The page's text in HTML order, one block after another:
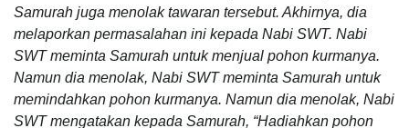
Samurah juga menolak tawaran tersebut. Akhirnya, dia
melaporkan permasalahan ini kepada Nabi SWT. Nabi
SWT meminta Samurah untuk menjual pohon kurmanya.
Namun dia menolak, Nabi SWT meminta Samurah untuk
memindahkan pohon kurmanya. Namun dia menolak, Nabi
SWT mengatakan kepada Samurah, “Hadiahkan pohon